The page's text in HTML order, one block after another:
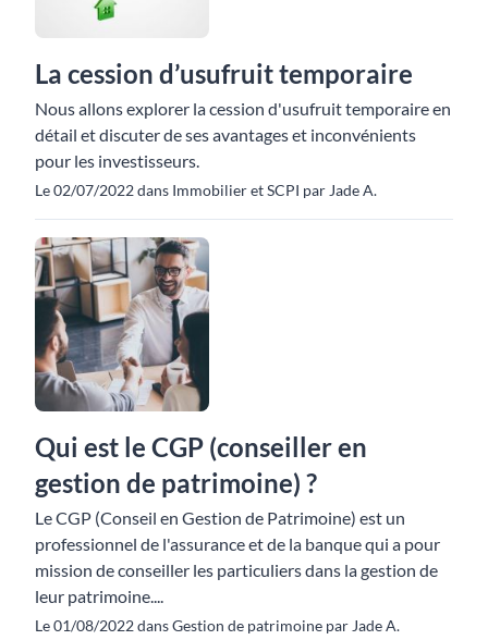
La cession d’usufruit temporaire
Nous allons explorer la cession d'usufruit temporaire en
détail et discuter de ses avantages et inconvénients
pour les investisseurs.
Le 02/07/2022 dans Immobilier et SCPI par Jade A.
Qui est le CGP (conseiller en
gestion de patrimoine) ?
Le CGP (Conseil en Gestion de Patrimoine) est un
professionnel de l'assurance et de la banque qui a pour
mission de conseiller les particuliers dans la gestion de
leur patrimoine....
Le 01/08/2022 dans Gestion de patrimoine par Jade A.